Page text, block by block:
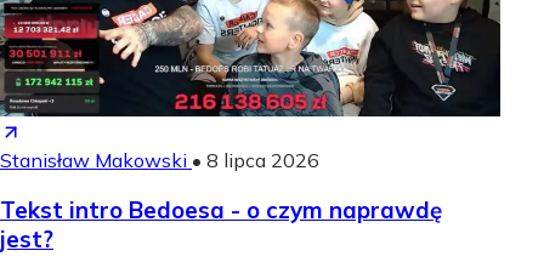
Stanisław Makowski • 8 lipca 2026
Tekst intro Bedoesa - o czym naprawdę
jest?